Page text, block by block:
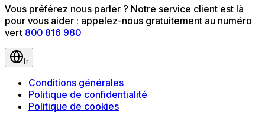
Vous préférez nous parler ? Notre service client est là
pour vous aider : appelez-nous gratuitement au numéro
vert 800 816 980
fr
Conditions générales
Politique de confidentialité
Politique de cookies